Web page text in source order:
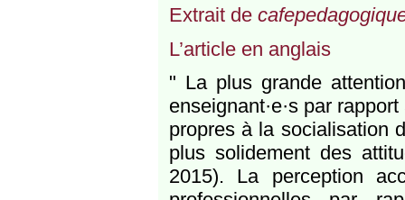
Extrait de
L’article en anglais
" La plus grande
enseignant·e·s par
propres à la socialisation
plus solidement des
2015). La perception